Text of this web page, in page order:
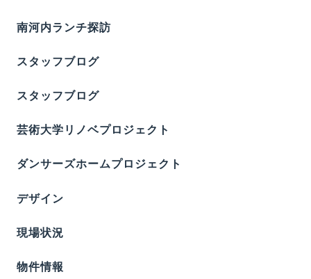
南河内ランチ探訪
スタッフブログ
スタッフブログ
芸術大学リノベプロジェクト
ダンサーズホームプロジェクト
デザイン
現場状況
物件情報